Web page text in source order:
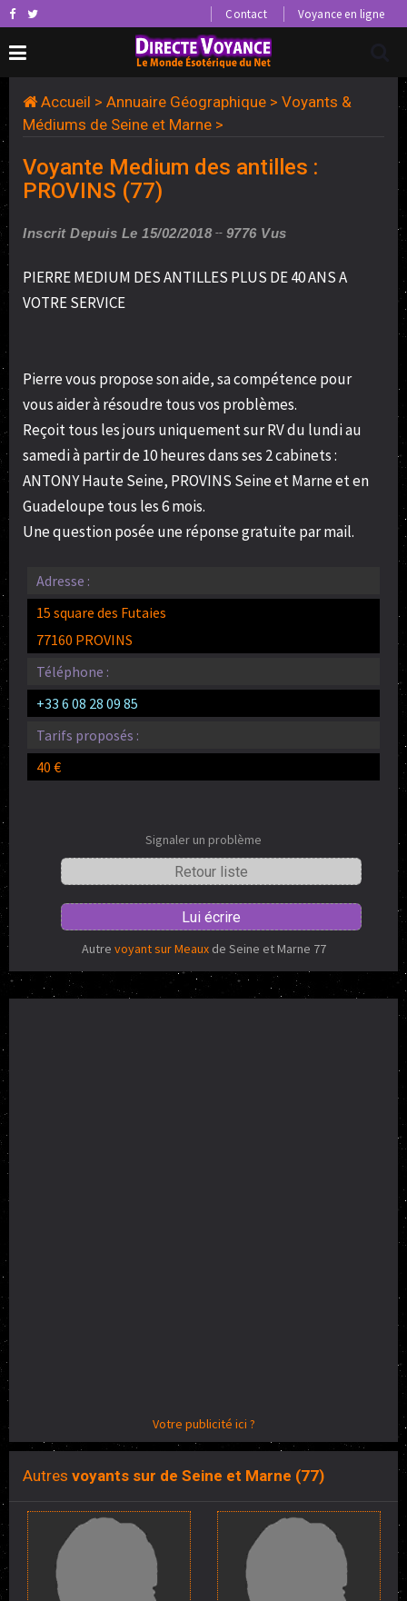
Contact Voyance en ligne
Accueil > Annuaire Géographique > Voyants &
Médiums de Seine et Marne >
Voyante Medium des antilles :
PROVINS (77)
Inscrit Depuis Le 15/02/2018 9776 Vus
PIERRE MEDIUM DES ANTILLES PLUS DE 40 ANS A
VOTRE SERVICE
Pierre vous propose son aide, sa compétence pour
vous aider à résoudre tous vos problèmes.
Reçoit tous les jours uniquement sur RV du lundi au
samedi à partir de 10 heures dans ses 2 cabinets :
ANTONY Haute Seine, PROVINS Seine et Marne et en
Guadeloupe tous les 6 mois.
Une question posée une réponse gratuite par mail.
Adresse :
15 square des Futaies
77160 PROVINS
Téléphone :
+33 6 08 28 09 85
Tarifs proposés :
40 €
Signaler un problème
Retour liste
Lui écrire
Autre voyant sur Meauxde Seine et Marne 77
Votre publicité ici ?
Autres voyants sur de Seine et Marne (77)